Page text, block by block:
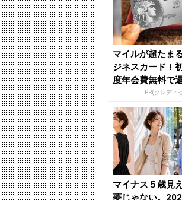
マイルが超たま
ジネスカード！
度年会費無料で
率最大1.125%
PR(クレディ
マイナス５歳見
夢じゃない。